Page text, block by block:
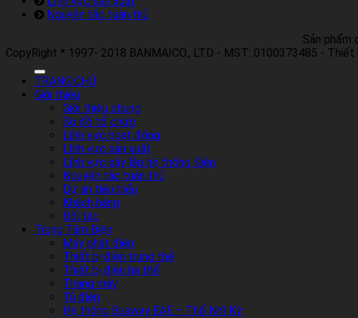
Nguyên tắc tuân thủ
Sản phẩm
CopyRight * 1997- 2018 BANMAICO., LTD - MST: 0100373485 - Thiết
TRANG CHỦ
Giới thiệu
Giới thiệu chung
Sơ đồ tổ chức
Lĩnh vực hoạt động
Lĩnh vực sản xuất
Lĩnh vực xây lắp hệ thống Điện
Nguyên tắc tuân thủ
Dự án tiêu biểu
Khách hàng
Đối tác
Trung Tâm Điện
Máy phát điện
Thiết bị điện trung thế
Thiết bị điện hạ thế
Thang máy
Tủ điện
Hệ thống Busway EAE – Thổ Nhĩ Kỳ.